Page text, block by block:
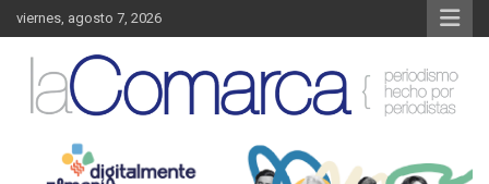
Saltar
al
contenido
viernes, agosto 7, 2026
La Comarca – Noticias del
Almanzora y sus localidades.